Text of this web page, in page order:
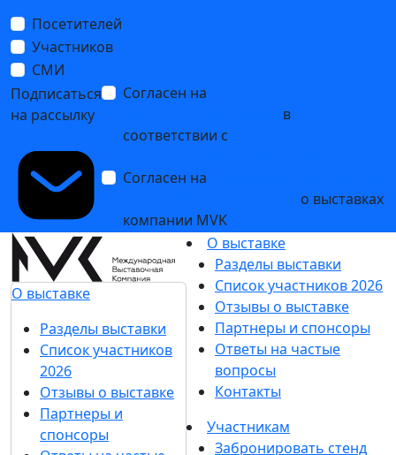
Посетителей
Участников
СМИ
Подписаться
на рассылку
Согласен на
в
соответствии с
Согласен на
о выставках
компании MVK
О выставке
Разделы выставки
Список участников
2026
Отзывы о выставке
Партнеры и
спонсоры
О выставке
Разделы выставки
Список участников 2026
Отзывы о выставке
Партнеры и спонсоры
Ответы на частые
вопросы
Контакты
Участникам
Забронировать стенд